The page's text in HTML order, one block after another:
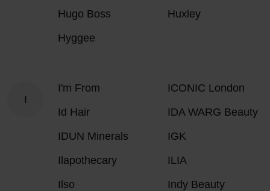
Hugo Boss
Huxley
Hyggee
I
I'm From
ICONIC London
Id Hair
IDA WARG Beauty
IDUN Minerals
IGK
Ilapothecary
ILIA
Ilso
Indy Beauty